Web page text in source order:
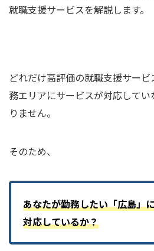
就職支援サービスを解説します。
どれだけ高評価の就職支援サー
務エリアにサービスが対応して
りません。
そのため、
あなたが勤務したい「広島」
対応しているか？